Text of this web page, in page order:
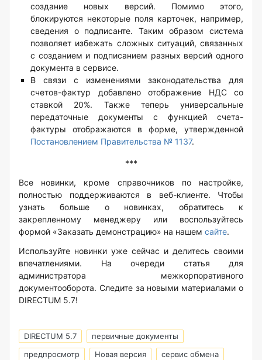
создание новых версий. Помимо этого,
блокируются некоторые поля карточек, например,
сведения о подписанте. Таким образом система
позволяет избежать сложных ситуаций, связанных
с созданием и подписанием разных версий одного
документа в сервисе.
В связи с изменениями законодательства для
счетов-фактур добавлено отображение НДС со
ставкой 20%. Также теперь универсальные
передаточные документы с функцией счета-
фактуры отображаются в форме, утвержденной
Постановлением Правительства № 1137.
***
Все новинки, кроме справочников по настройке,
полностью поддерживаются в веб-клиенте. Чтобы
узнать больше о новинках, обратитесь к
закрепленному менеджеру или воспользуйтесь
формой «Заказать демонстрацию» на нашем сайте.
Используйте новинки уже сейчас и делитесь своими
впечатлениями. На очереди статья для
администратора межкорпоративного
документооборота. Следите за новыми материалами о
DIRECTUM 5.7!
DIRECTUM 5.7
первичные документы
предпросмотр
Новая версия
сервис обмена